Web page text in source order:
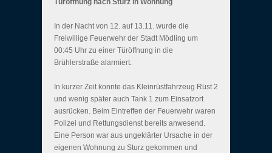
Türöffnung nach Sturz in Wohnung
In der Nacht von 12. auf 13.11. wurde die
Freiwillige Feuerwehr der Stadt Mödling um
00:45 Uhr zu einer Türöffnung in die
Brühlerstraße alarmiert.
In kurzer Zeit konnte das Kleinrüstfahrzeug Rüst 2
und wenig später auch Tank 1 zum Einsatzort
ausrücken. Beim Eintreffen der Feuerwehr waren
Polizei und Rettungsdienst bereits anwesend.
Eine Person war aus ungeklärter Ursache in der
eigenen Wohnung zu Sturz gekommen und